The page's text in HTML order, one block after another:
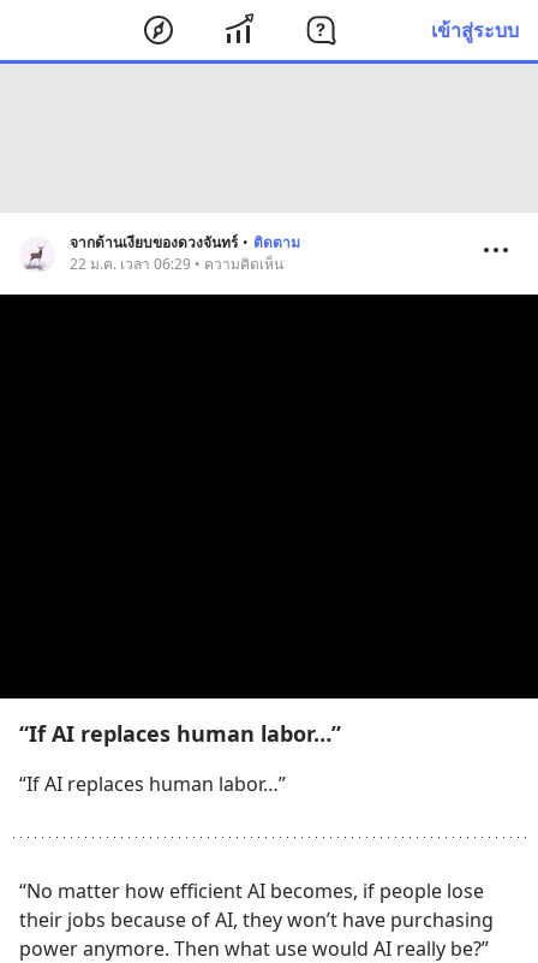
เข้าสู่ระบบ
จากด้านเงียบของดวงจันทร์ • ติดตาม
22 ม.ค. เวลา 06:29 • ความคิดเห็น
“If AI replaces human labor…”
“If AI replaces human labor…”
“No matter how efficient AI becomes, if people lose
their jobs because of AI, they won’t have purchasing
power anymore. Then what use would AI really be?”